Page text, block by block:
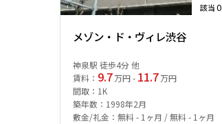
該当0
メゾン・ド・ヴィレ渋谷
神泉駅 徒歩4分 他
賃料： 9.7 万円 - 11.7 万円
間取：1K
築年数：1998年2月
敷金/礼金：無料 - 1ヶ月 / 無料 - 1ヶ月